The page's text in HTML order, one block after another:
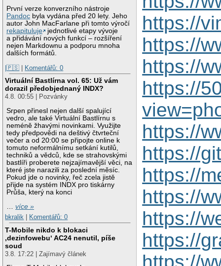
První verze konverzního nástroje
Pandoc byla vydána před 20 lety. Jeho
autor John MacFarlane při tomto výročí
rekapituluje
jednotlivé etapy vývoje
a přidávání nových funkcí – rozšíření
nejen Markdownu a podporu mnoha
dalších formátů.
|🇵🇸 | Komentářů: 0
Virtuální Bastlírna vol. 65: Už vám
dorazil předobjednaný INDX?
4.8. 00:55 | Pozvánky
Srpen přinesl nejen další spalující
vedro, ale také Virtuální Bastlírnu s
neméně žhavými novinkami. Využijte
tedy předpovědi na deštivý čtvrteční
večer a od 20:00 se připojte online k
tomuto neformálnímu setkání kutilů,
techniků a vědců, kde se strahovskými
bastlíři proberete nejzajímavější věci, na
které jste narazili za poslední měsíc.
Pokud jde o novinky, řeč zcela jistě
přijde na systém INDX pro tiskárny
Průša, který na konci
…více »
bkralik
Komentářů: 0
T-Mobile nikdo k blokaci
‚dezinfowebu‘ AC24 nenutil, píše
soud
3.8. 17:22 | Zajímavý článek
https://
https://
https://
https://
https://
https://
https://
https://
https://
https://
https://